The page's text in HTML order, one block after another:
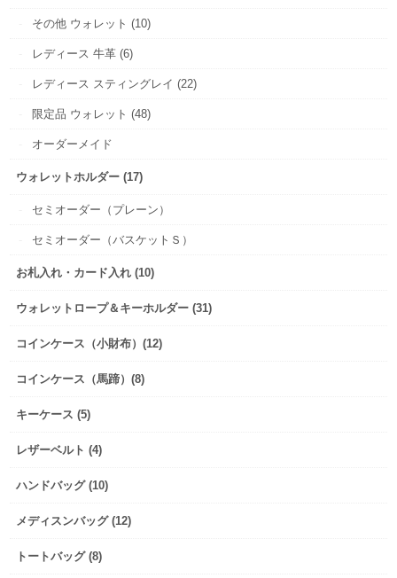
その他 ウォレット (10)
レディース 牛革 (6)
レディース スティングレイ (22)
限定品 ウォレット (48)
オーダーメイド
ウォレットホルダー (17)
セミオーダー（プレーン）
セミオーダー（バスケットＳ）
お札入れ・カード入れ (10)
ウォレットロープ＆キーホルダー (31)
コインケース（小財布）(12)
コインケース（馬蹄）(8)
キーケース (5)
レザーベルト (4)
ハンドバッグ (10)
メディスンバッグ (12)
トートバッグ (8)